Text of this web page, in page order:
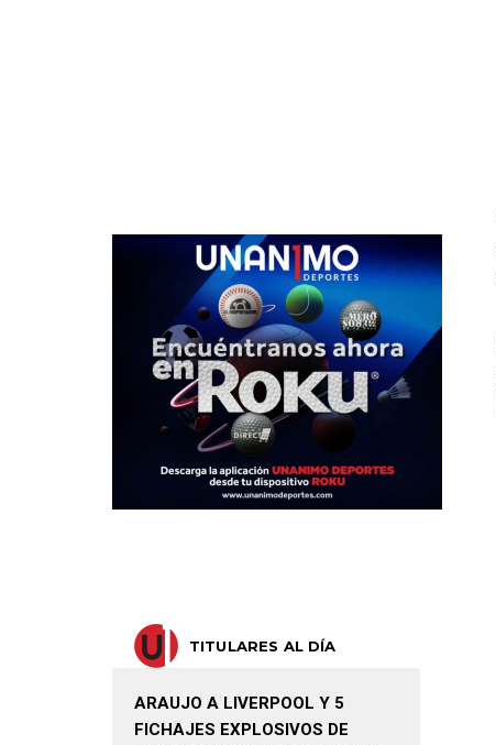
TITULARES AL DÍA
ARAUJO A LIVERPOOL Y 5
FICHAJES EXPLOSIVOS DE